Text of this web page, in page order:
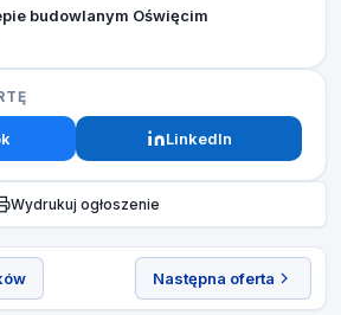
Następna oferta
budowlanym Oświęcim
LinkedIn
Wydrukuj ogłoszenie